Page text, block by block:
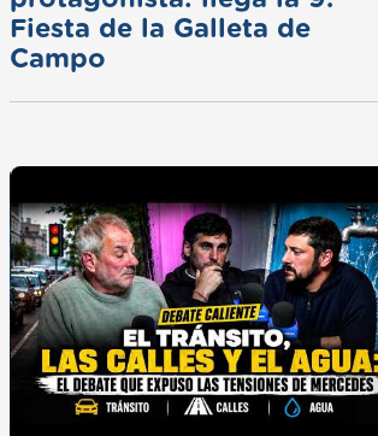
Fiesta de la Galleta de
Campo